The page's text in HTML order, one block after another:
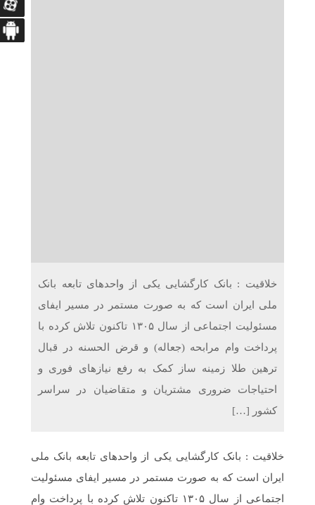
خلاقیت : بانک کارگشایی یکی از واحدهای تابعه بانک
ملی ایران است که به صورت مستمر در مسیر ایفای
مسئولیت اجتماعی از سال ۱۳۰۵ تاکنون تلاش کرده با
پرداخت وام مرابحه (جعاله) و قرض الحسنه در قبال
ترهین طلا زمینه ساز کمک به رفع نیازهای فوری و
احتیاجات ضروری مشتریان و متقاضیان در سراسر
کشور […]
خلاقیت : بانک کارگشایی یکی از واحدهای تابعه بانک ملی
ایران است که به صورت مستمر در مسیر ایفای مسئولیت
اجتماعی از سال ۱۳۰۵ تاکنون تلاش کرده با پرداخت وام